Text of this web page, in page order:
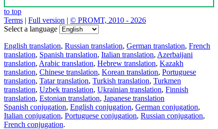
to top
Terms | Full version | © PROMT, 2010 - 2026
Select a language
English translation, Russian translation, German translation, French
translation, Spanish translation, Italian translation, Azerbaijani
translation, Arabic translation, Hebrew translation, Kazakh
translation, Chinese translation, Korean translation, Portuguese
translation, Tatar translation, Turkish translation, Turkmen
translation, Uzbek translation, Ukrainian translation, Finnish
translation, Estonian translation, Japanese translation
Spanish conjugation, English conjugation, German conjugation,
Italian conjugation, Portuguese conjugation, Russian conjugation,
French conjugation.